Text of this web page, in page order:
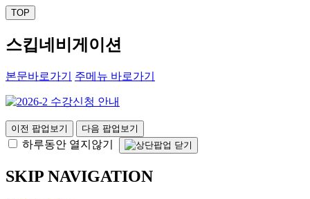
TOP
스킵네비게이션
본문바로가기 주메뉴 바로가기
이전 팝업보기 다음 팝업보기
하루동안 열지않기
SKIP NAVIGATION